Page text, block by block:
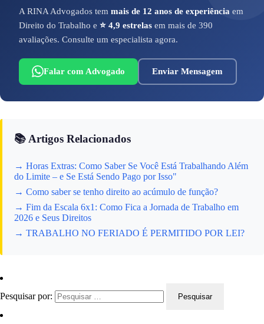
A RINA Advogados tem mais de 12 anos de experiência em
Direito do Trabalho e ⭐ 4,9 estrelas em mais de 390
avaliações. Consulte um especialista agora.
Falar com Advogado Enviar Mensagem
📚 Artigos Relacionados
→ Horas Extras: Como Saber Se Você Está Trabalhando Além
do Limite – e Se Está Sendo Pago por Isso"
→ Como saber se tenho direito ao acúmulo de função?
→ Fim da Escala 6x1: Como Fica a Jornada de Trabalho em
2026 e Seus Direitos
→ TRABALHO NO FERIADO É PERMITIDO POR LEI?
Pesquisar por: